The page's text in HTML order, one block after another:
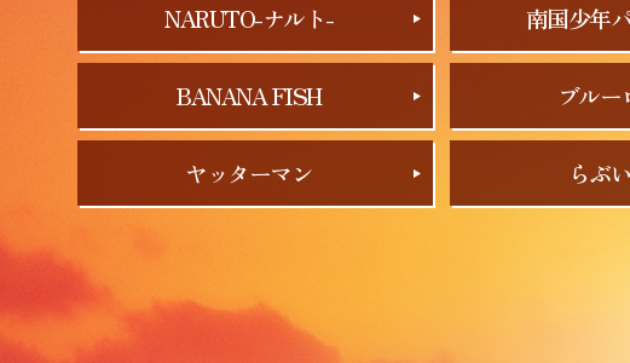
NARUTO-ナルト- 南国少年
BANANA FISH ブルー
ヤッターマン らぶ